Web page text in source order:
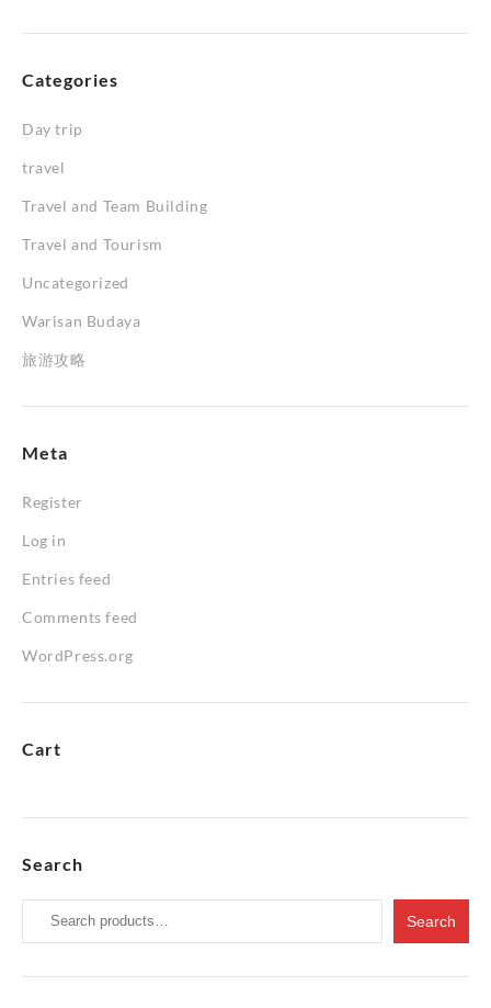
Categories
Day trip
travel
Travel and Team Building
Travel and Tourism
Uncategorized
Warisan Budaya
旅游攻略
Meta
Register
Log in
Entries feed
Comments feed
WordPress.org
Cart
Search
Search
for:
Search